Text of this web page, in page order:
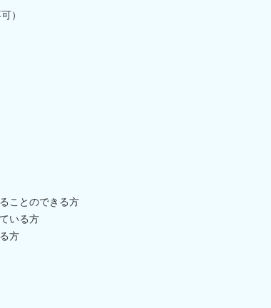
）
ことのできる方
いる方
方